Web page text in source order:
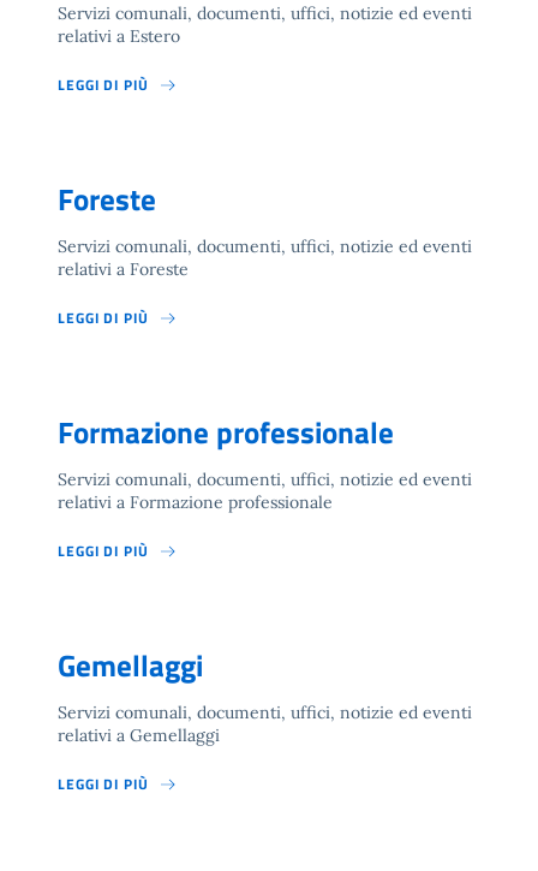
Servizi comunali, documenti, uffici, notizie ed eventi
relativi a Estero
LEGGI DI PIÙ
Foreste
Servizi comunali, documenti, uffici, notizie ed eventi
relativi a Foreste
LEGGI DI PIÙ
Formazione professionale
Servizi comunali, documenti, uffici, notizie ed eventi
relativi a Formazione professionale
LEGGI DI PIÙ
Gemellaggi
Servizi comunali, documenti, uffici, notizie ed eventi
relativi a Gemellaggi
LEGGI DI PIÙ